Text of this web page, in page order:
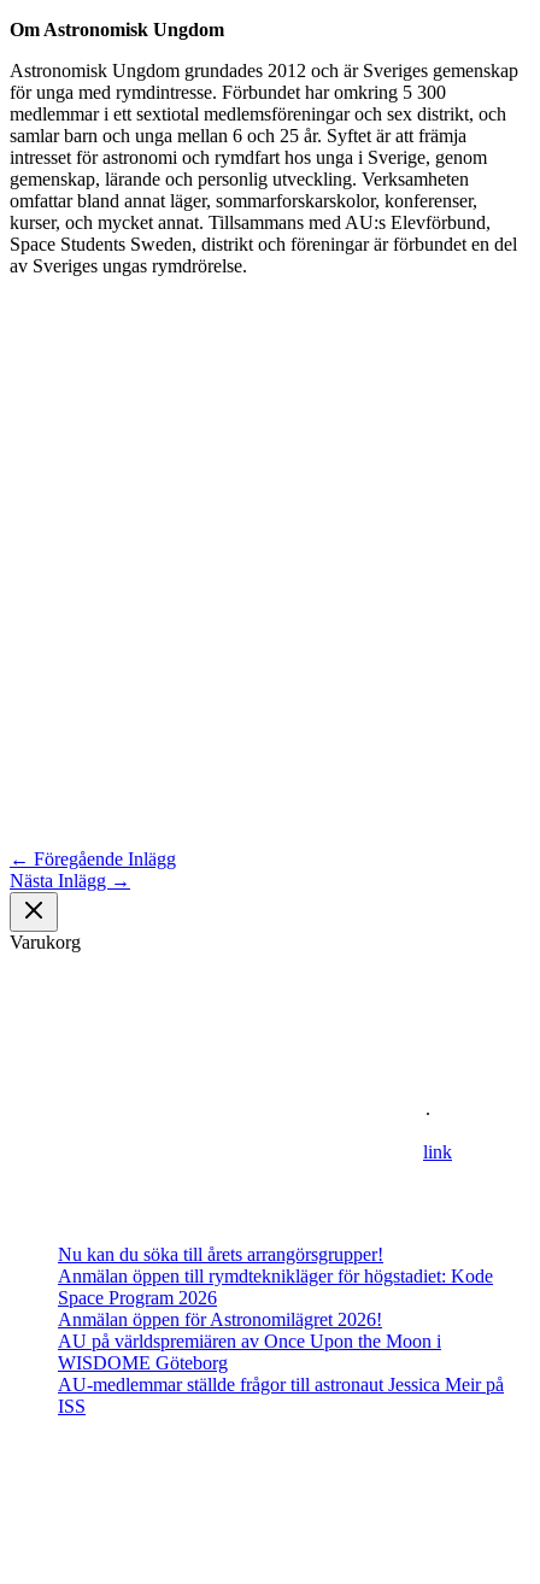
Om Astronomisk Ungdom
Astronomisk Ungdom grundades 2012 och är Sveriges gemenskap
för unga med rymdintresse. Förbundet har omkring 5 300
medlemmar i ett sextiotal medlemsföreningar och sex distrikt, och
samlar barn och unga mellan 6 och 25 år. Syftet är att främja
intresset för astronomi och rymdfart hos unga i Sverige, genom
gemenskap, lärande och personlig utveckling. Verksamheten
omfattar bland annat läger, sommarforskarskolor, konferenser,
kurser, och mycket annat. Tillsammans med AU:s Elevförbund,
Space Students Sweden, distrikt och föreningar är förbundet en del
av Sveriges ungas rymdrörelse.
← Föregående Inlägg
Nästa Inlägg →
Varukorg
.
link
Nu kan du söka till årets arrangörsgrupper!
Anmälan öppen till rymdteknikläger för högstadiet: Kode
Space Program 2026
Anmälan öppen för Astronomilägret 2026!
AU på världspremiären av Once Upon the Moon i
WISDOME Göteborg
AU-medlemmar ställde frågor till astronaut Jessica Meir på
ISS